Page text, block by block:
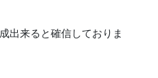
出来ると確信しておりま